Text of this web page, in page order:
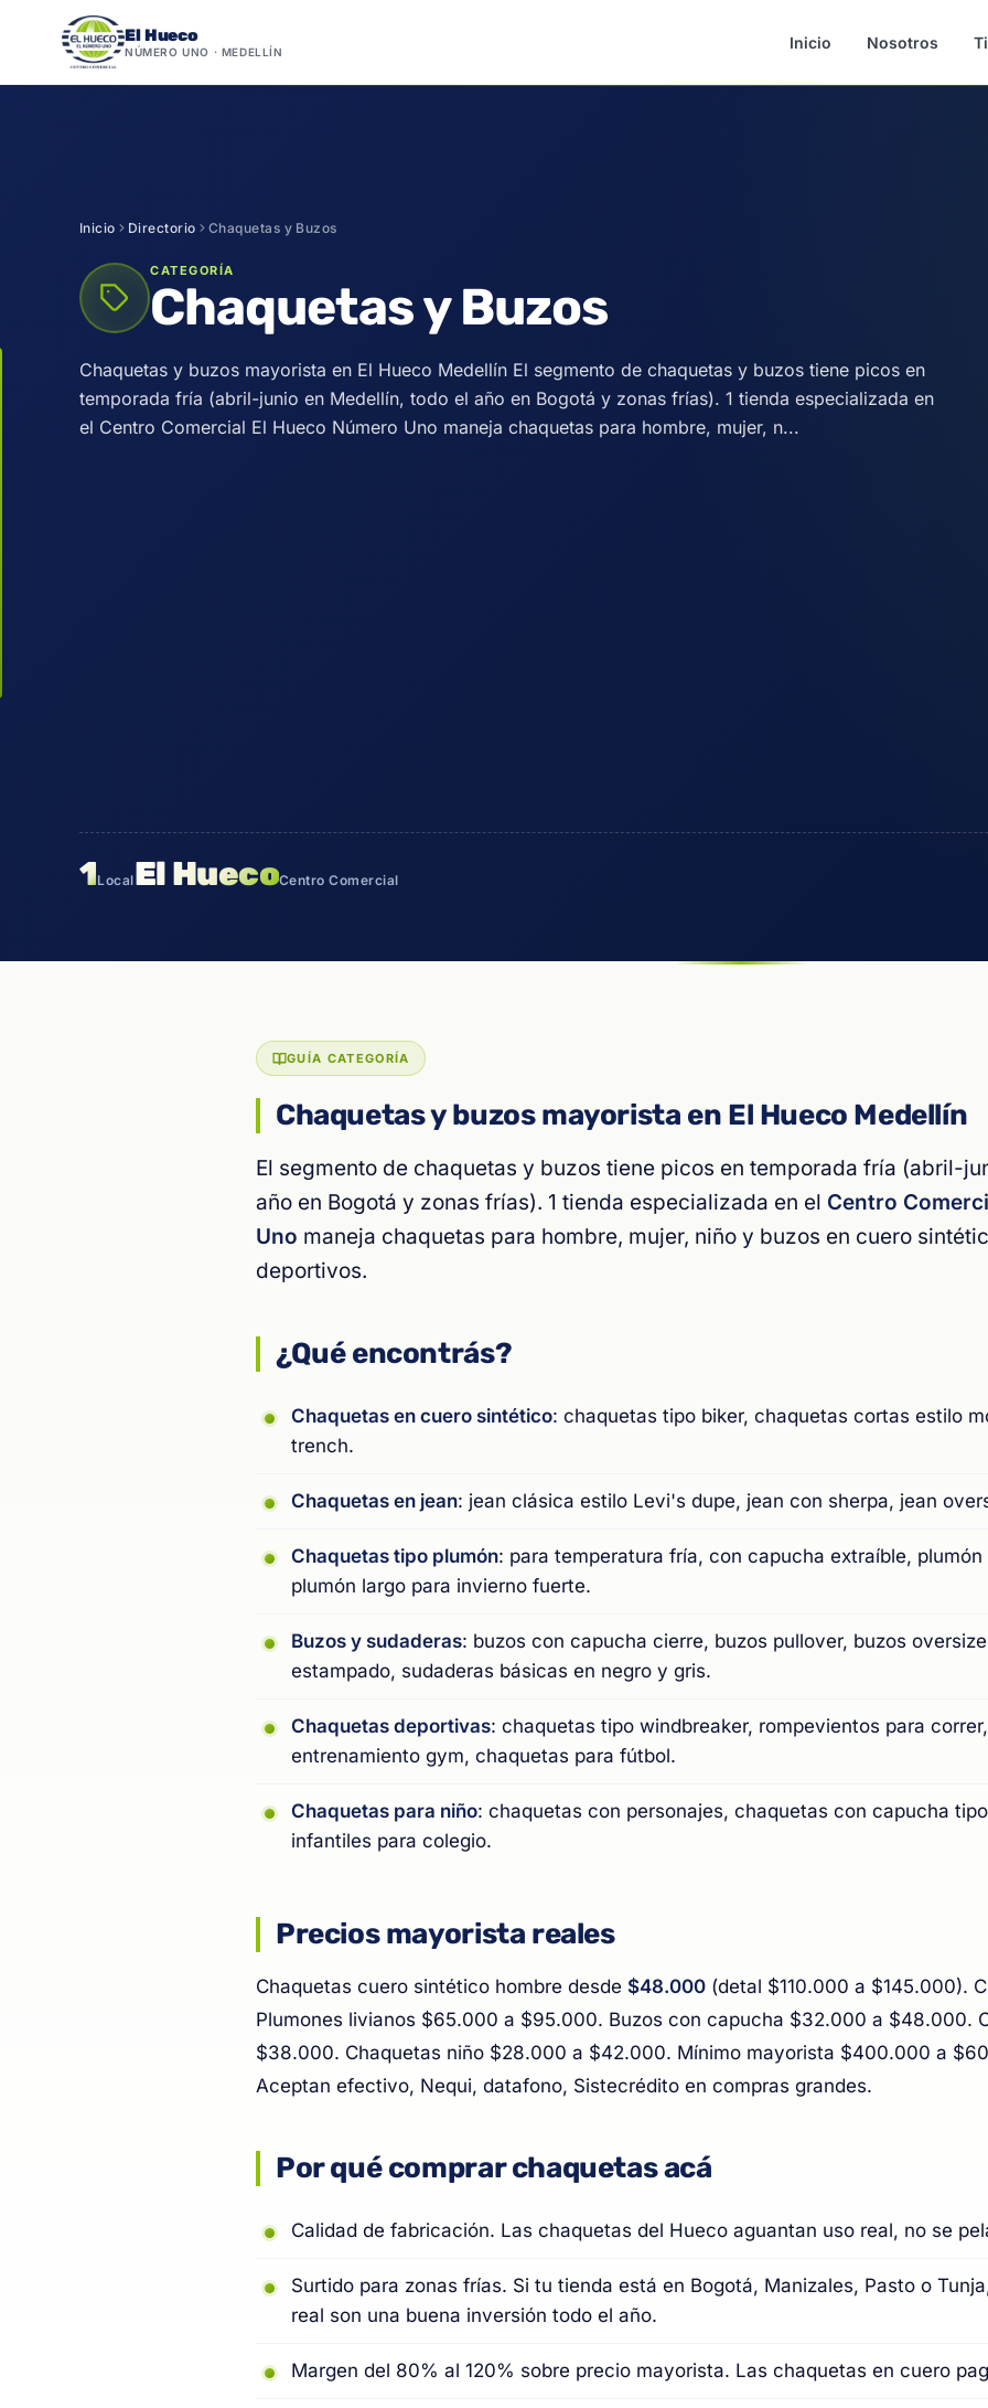
El Hueco
NÚMERO UNO · MEDELLÍN Inicio Nosotros
Inicio Directorio Chaquetas y Buzos
CATEGORÍA
Chaquetas y Buzos
Chaquetas y buzos mayorista en El Hueco Medellín El segmento de chaquetas y buzos tiene picos en
temporada fría (abril-junio en Medellín, todo el año en Bogotá y zonas frías). 1 tienda especializada en
el Centro Comercial El Hueco Número Uno maneja chaquetas para hombre, mujer, n...
1LocalEl HuecoCentro Comercial
GUÍA CATEGORÍA
Chaquetas y buzos mayorista en El Hueco Medellín
El segmento de chaquetas y buzos tiene picos en temporada fría (abril-
año en Bogotá y zonas frías). 1 tienda especializada en el Centro
Uno maneja chaquetas para hombre, mujer, niño y buzos en cuero
deportivos.
¿Qué encontrás?
Chaquetas en cuero sintético: chaquetas tipo biker, chaquetas cortas estilo
trench.
Chaquetas en jean: jean clásica estilo Levi's dupe, jean con sherpa, jean
Chaquetas tipo plumón: para temperatura fría, con capucha extraíble,
plumón largo para invierno fuerte.
Buzos y sudaderas: buzos con capucha cierre, buzos pullover, buzos
estampado, sudaderas básicas en negro y gris.
Chaquetas deportivas: chaquetas tipo windbreaker, rompevientos para
entrenamiento gym, chaquetas para fútbol.
Chaquetas para niño: chaquetas con personajes, chaquetas con capucha
infantiles para colegio.
Precios mayorista reales
Chaquetas cuero sintético hombre desde $48.000 (detal $110.000 a $145.000).
Plumones livianos $65.000 a $95.000. Buzos con capucha $32.000 a $48.000.
$38.000. Chaquetas niño $28.000 a $42.000. Mínimo mayorista $400.000 a
Aceptan efectivo, Nequi, datafono, Sistecrédito en compras grandes.
Por qué comprar chaquetas acá
Calidad de fabricación. Las chaquetas del Hueco aguantan uso real, no se
Surtido para zonas frías. Si tu tienda está en Bogotá, Manizales, Pasto o
real son una buena inversión todo el año.
Margen del 80% al 120% sobre precio mayorista. Las chaquetas en cuero